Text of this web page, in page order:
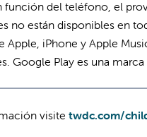
del teléfono, el
no están disponibles en
iPhone y Apple
Google Play es una marca
visite twdc.com/